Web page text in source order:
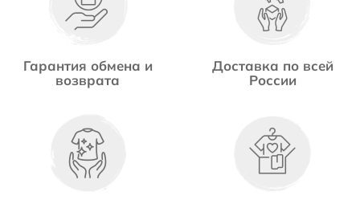
Гарантия обмена и
возврата
Доставка по всей
России